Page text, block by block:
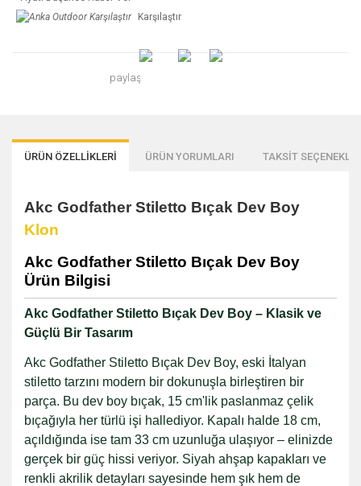
Karşılaştır
paylaş
ÜRÜN ÖZELLİKLERİ ÜRÜN YORUMLARI TAKSİT
Akc Godfather Stiletto Bıçak Dev Boy
Klon
Akc Godfather Stiletto Bıçak Dev Boy
Ürün Bilgisi
Akc Godfather Stiletto Bıçak Dev Boy – Klasik ve
Güçlü Bir Tasarım
Akc Godfather Stiletto Bıçak Dev Boy, eski İtalyan
stiletto tarzını modern bir dokunuşla birleştiren bir
parça. Bu dev boy bıçak, 15 cm'lik paslanmaz çelik
bıçağıyla her türlü işi hallediyor. Kapalı halde 18 cm,
açıldığında ise tam 33 cm uzunluğa ulaşıyor – elinizde
gerçek bir güç hissi veriyor. Siyah ahşap kapakları ve
renkli akrilik detayları sayesinde hem şık hem de